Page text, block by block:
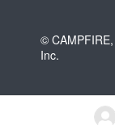
© CAMPFIRE,
Inc.